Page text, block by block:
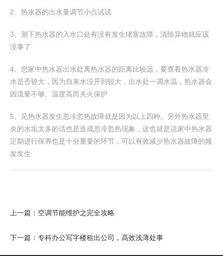
2、热水器的出水量调节小点试试
3、测下热水器的入水口处有没有发生堵塞故障，清除异物就应该
没事了
4、您家中热水器出水处离热水器的距离比较远，要查看热水器冷
水是否较大，因为自来水没开到较大，出水处一调水温，热水器会
因流量不够、温度高而关火保护
5、见热水器发生忽冷忽热故障就是因为以上四种。另外热水器里
央的水垢太多的话也是造成忽冷忽热现象，这也就是说家中热水器
定期进行保养也是十分重要的环节，可以有效减少热水器故障的频
发发生
上一篇： 空调节能维护之完全攻略
下一篇： 专科办公写字楼租出公司，高效浅薄处事